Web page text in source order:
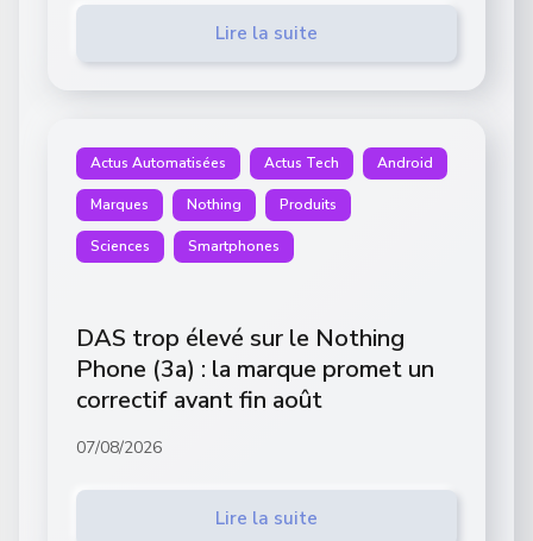
Lire la suite
Actus Automatisées Actus Tech Android
Marques Nothing Produits
Sciences Smartphones
DAS trop élevé sur le Nothing
Phone (3a) : la marque promet un
correctif avant fin août
07/08/2026
Lire la suite